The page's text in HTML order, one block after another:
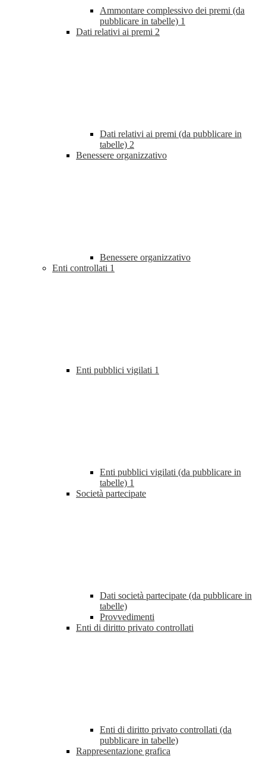
Ammontare complessivo dei premi (da
pubblicare in tabelle) 1
Dati relativi ai premi 2
Dati relativi ai premi (da pubblicare in
tabelle) 2
Benessere organizzativo
Benessere organizzativo
Enti controllati 1
Enti pubblici vigilati 1
Enti pubblici vigilati (da pubblicare in
tabelle) 1
Società partecipate
Dati società partecipate (da pubblicare in
tabelle)
Provvedimenti
Enti di diritto privato controllati
Enti di diritto privato controllati (da
pubblicare in tabelle)
Rappresentazione grafica